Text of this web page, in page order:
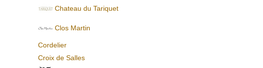
Chаteau du Tariquet
Clos Martin
Cordelier
Croix de Salles